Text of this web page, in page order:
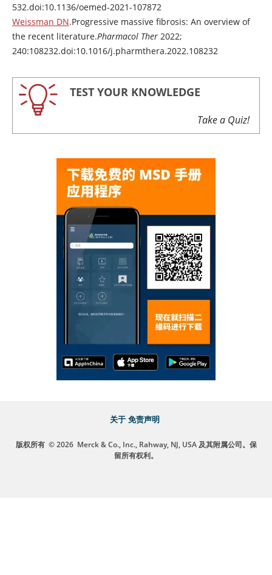
532.doi:10.1136/oemed-2021-107872
Weissman DN.Progressive massive fibrosis: An overview of
the recent literature.Pharmacol Ther 2022;
240:108232.doi:10.1016/j.pharmthera.2022.108232
TEST YOUR KNOWLEDGE
Take a Quiz!
关于 免责声明
版权所有 © 2026 Merck & Co., Inc., Rahway, NJ, USA 及其附属公司。保
留所有权利。